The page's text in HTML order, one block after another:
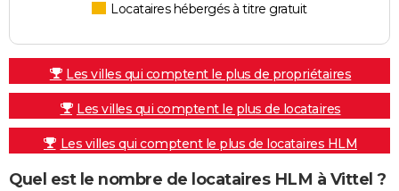
Locataires hébergés à titre gratuit
Les villes qui comptent le plus de propriétaires
Les villes qui comptent le plus de locataires
Les villes qui comptent le plus de locataires HLM
Quel est le nombre de locataires HLM à Vittel ?